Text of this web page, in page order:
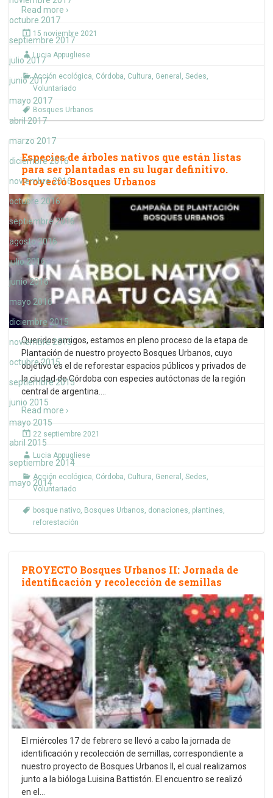
octubre 2017
septiembre 2017
julio 2017
junio 2017
mayo 2017
abril 2017
marzo 2017
diciembre 2016
noviembre 2016
octubre 2016
septiembre 2016
agosto 2016
julio 2016
junio 2016
mayo 2016
diciembre 2015
noviembre 2015
octubre 2015
septiembre 2015
junio 2015
mayo 2015
abril 2015
septiembre 2014
mayo 2014
Read more ›
15 noviembre 2021
Lucia Appugliese
Acción ecológica, Córdoba, Cultura, General , Sedes,
Voluntariado
Bosques Urbanos
Especies de árboles nativos que están listas
para ser plantadas en su lugar definitivo.
Proyecto Bosques Urbanos
Queridos amigos, estamos en pleno proceso de la etapa de
Plantación de nuestro proyecto Bosques Urbanos, cuyo
objetivo es el de reforestar espacios públicos y privados de
la ciudad de Córdoba con especies autóctonas de la región
central de argentina.…
Read more ›
22 septiembre 2021
Lucia Appugliese
Acción ecológica, Córdoba, Cultura, General , Sedes,
Voluntariado
bosque nativo, Bosques Urbanos, donaciones, plantines,
reforestación
PROYECTO Bosques Urbanos II: Jornada de
identificación y recolección de semillas
El miércoles 17 de febrero se llevó a cabo la jornada de
identificación y recolección de semillas, correspondiente a
nuestro proyecto de Bosques Urbanos II, el cual realizamos
junto a la bióloga Luisina Battistón. El encuentro se realizó
en el …